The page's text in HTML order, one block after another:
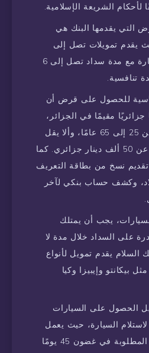
لأحكام الشريعة الإسلامية.
التي يقدمها البنك هي
يقدم تمويلات تصل إلى
100% من قيمة السيارة مع مدة سداد تصل إلى 6
تنافسية.
للحصول على قرض أن
مقيمًا في الجزائر،
وأن يكون عمره ما بين 25 إلى 65 عامًا، وألا يقل
صافي دخله الشهري عن 50 ألف دينار جزائري. كما
نسخ من بطاقة التعريف
وكشف حساب بنكي لآخر
يجب أن يمتلك
على السداد خلال مدة لا
بنك السلام يقدم تمويل لأنواع
بيكانتو وإيبيزا وكيا
الحصول على السيارات
لاستلام السيارة، حيث يعمل
على توفير السيارات المطلوبة في غضون 45 يومًا